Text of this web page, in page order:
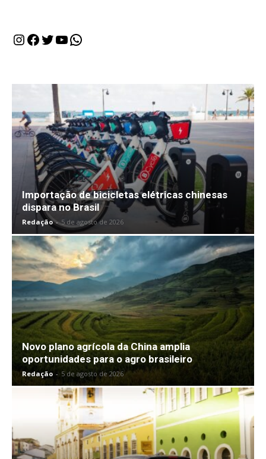
Instagram
Facebook
Twitter
Youtube
WhatsApp
Importação de bicicletas elétricas chinesas
dispara no Brasil
Redação - 5 de agosto de 2026
Novo plano agrícola da China amplia
oportunidades para o agro brasileiro
Redação - 5 de agosto de 2026